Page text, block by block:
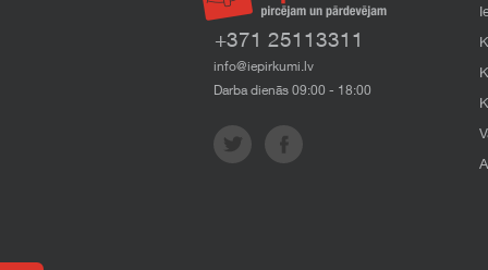
+371 25113311
info@iepirkumi.lv
Darba dienās 09:00 - 18:00